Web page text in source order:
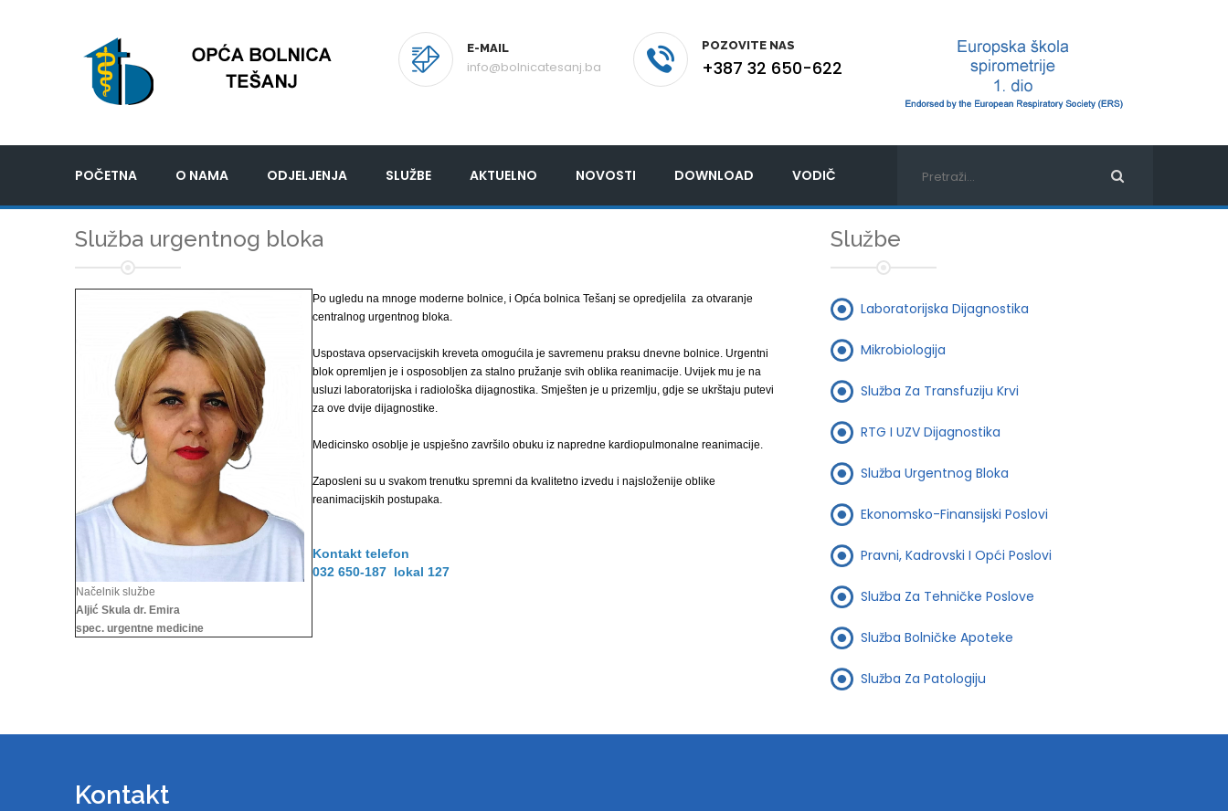
E-MAIL
info@bolnicatesanj.ba
POZOVITE NAS
+387 32 650-622
POČETNA O NAMA ODJELJENJA SLUŽBE AKTUELNO NOVOSTI DOWNLOAD VODIČ
Služba urgentnog bloka
Načelnik službe
Aljić Skula dr. Emira
spec. urgentne medicine
Po ugledu na mnoge moderne bolnice, i Opća bolnica Tešanj se opredjelila za otvaranje
centralnog urgentnog bloka.
Uspostava opservacijskih kreveta omogućila je savremenu praksu dnevne bolnice. Urgentni
blok opremljen je i osposobljen za stalno pružanje svih oblika reanimacije. Uvijek mu je na
usluzi laboratorijska i radiološka dijagnostika. Smješten je u prizemlju, gdje se ukrštaju putevi
za ove dvije dijagnostike.
Medicinsko osoblje je uspješno završilo obuku iz napredne kardiopulmonalne reanimacije.
Zaposleni su u svakom trenutku spremni da kvalitetno izvedu i najsloženije oblike
reanimacijskih postupaka.
Kontakt telefon
032 650-187 lokal 127
Službe
Laboratorijska Dijagnostika
Mikrobiologija
Služba Za Transfuziju Krvi
RTG I UZV Dijagnostika
Služba Urgentnog Bloka
Ekonomsko-Finansijski Poslovi
Pravni, Kadrovski I Opći Poslovi
Služba Za Tehničke Poslove
Služba Bolničke Apoteke
Služba Za Patologiju
Kontakt